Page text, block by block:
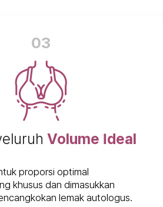
03
Volume Ideal
proporsi optimal
khusus dan dimasukkan
lemak autologus.